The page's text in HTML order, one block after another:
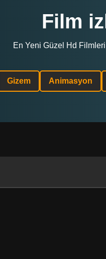
Film
En Yeni Güzel Hd Filmleri
Gizem Animasyon